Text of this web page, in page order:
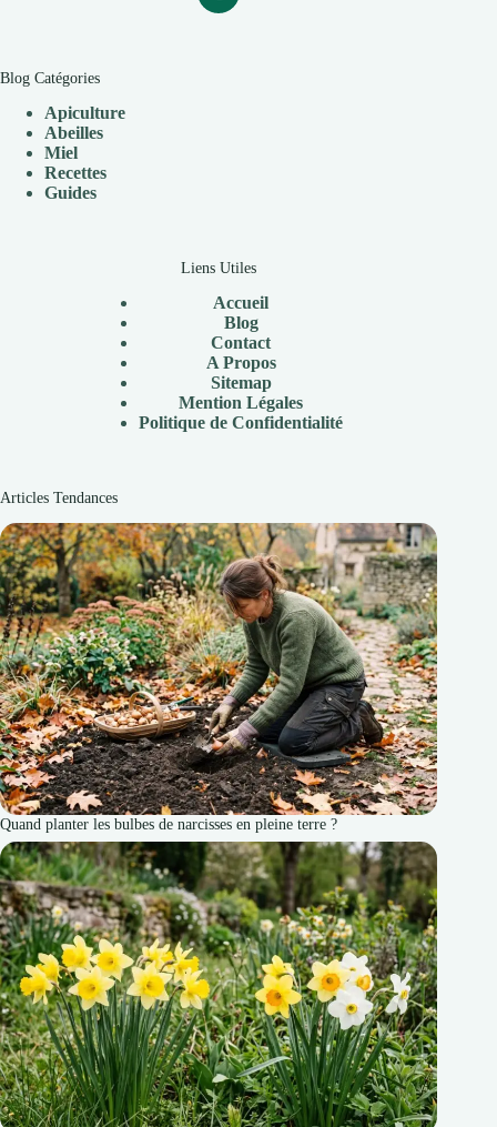
Blog Catégories
Apiculture
Abeilles
Miel
Recettes
Guides
Liens Utiles
Accueil
Blog
Contact
A Propos
Sitemap
Mention Légales
Politique de Confidentialité
Articles Tendances
Quand planter les bulbes de narcisses en pleine terre ?